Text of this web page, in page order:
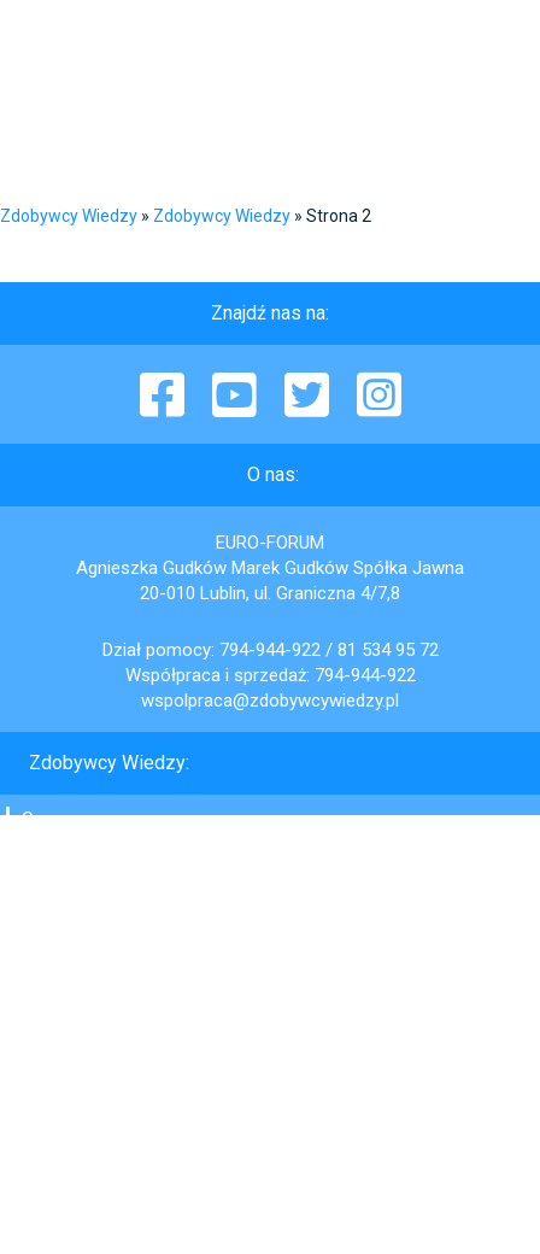
Zdobywcy Wiedzy » Zdobywcy Wiedzy » Strona 2
Znajdź nas na:
Facebook YouTube Twitter Instagram
O nas:
EURO-FORUM
Agnieszka Gudków Marek Gudków Spółka Jawna
20-010 Lublin, ul. Graniczna 4/7,8
Dział pomocy: 794-944-922/ 81 534 95 72
Współpraca i sprzedaż: 794-944-922
wspolpraca@zdobywcywiedzy.pl
Zdobywcy Wiedzy:
O nas